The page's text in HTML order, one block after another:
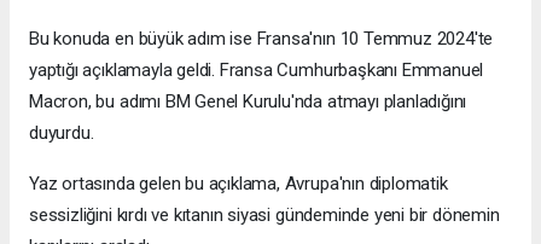
Bu konuda en büyük adım ise Fransa'nın 10 Temmuz 2024'te
yaptığı açıklamayla geldi. Fransa Cumhurbaşkanı Emmanuel
Macron, bu adımı BM Genel Kurulu'nda atmayı planladığını
duyurdu.
Yaz ortasında gelen bu açıklama, Avrupa'nın diplomatik
sessizliğini kırdı ve kıtanın siyasi gündeminde yeni bir dönemin